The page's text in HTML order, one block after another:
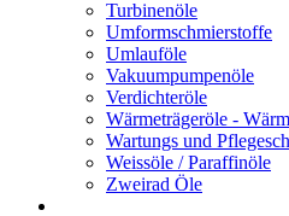
Turbinenöle
Umformschmierstoffe
Umlauföle
Vakuumpumpenöle
Verdichteröle
Wärmeträgeröle -
Wartungs und
Weissöle / Paraffinöle
Zweirad Öle